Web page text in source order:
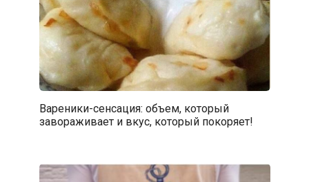
Вареники-сенсация: объем, который
завораживает и вкус, который покоряет!